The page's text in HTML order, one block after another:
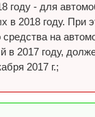
году - для
в 2018 году. При
средства на
в 2017 году,
2017 г.;